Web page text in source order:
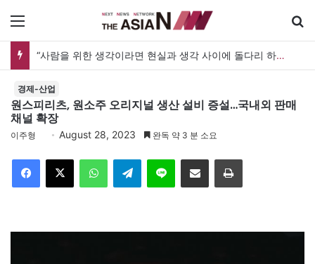
“사람을 위한 생각이라면 현실과 생각 사이에 돌다리 하나는 놓아야 하지 않을까”
경제-산업
원스피리츠, 원소주 오리지널 생산 설비 증설…국내외 판매
채널 확장
이주형 August 28, 2023 완독 약 3 분 소요
Telegram 이메일